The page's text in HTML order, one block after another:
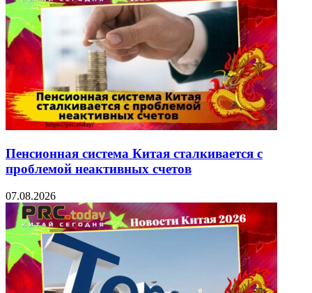
Пенсионная система Китая сталкивается с
проблемой неактивных счетов
07.08.2026